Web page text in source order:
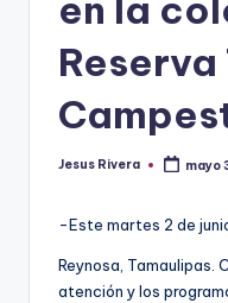
en la
Publicado
Jesus Rivera mayo
-Este martes 2 de
Reynosa, Tamaulipas.
atención y los